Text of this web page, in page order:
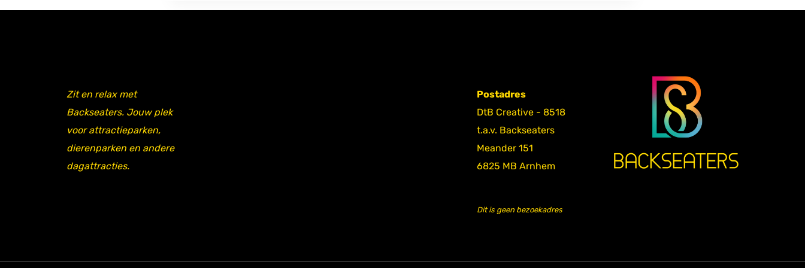
Zit en relax met
Backseaters. Jouw plek
voor attractieparken,
dierenparken en andere
dagattracties.
Postadres
DtB Creative - 8518
t.a.v. Backseaters
Meander 151
6825 MB Arnhem
Dit is geen bezoekadres